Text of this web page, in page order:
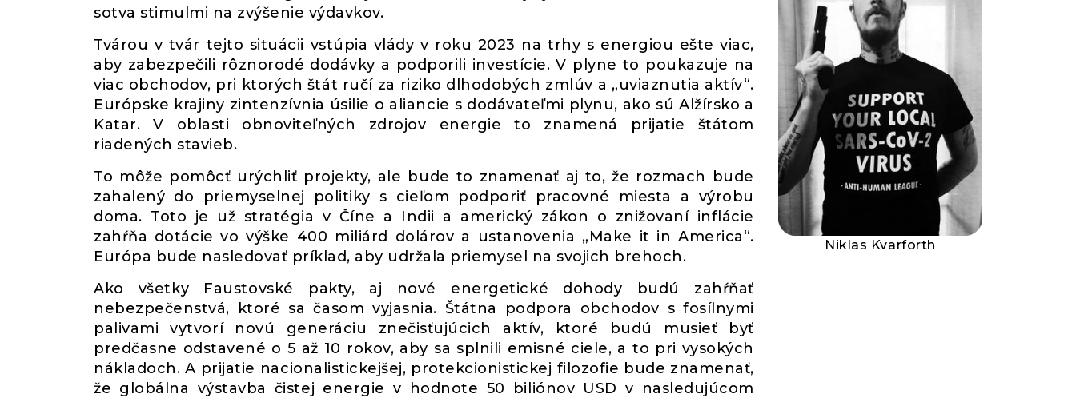
sotva stimulmi na zvýšenie výdavkov.
Tvárou v tvár tejto situácii vstúpia vlády v roku 2023 na trhy s energiou ešte viac,
aby zabezpečili rôznorodé dodávky a podporili investície. V plyne to poukazuje na
viac obchodov, pri ktorých štát ručí za riziko dlhodobých zmlúv a „uviaznutia aktív“.
Európske krajiny zintenzívnia úsilie o aliancie s dodávateľmi plynu, ako sú Alžírsko a
Katar. V oblasti obnoviteľných zdrojov energie to znamená prijatie štátom
riadených stavieb.
To môže pomôcť urýchliť projekty, ale bude to znamenať aj to, že rozmach bude
zahalený do priemyselnej politiky s cieľom podporiť pracovné miesta a výrobu
doma. Toto je už stratégia v Číne a Indii a americký zákon o znižovaní inflácie
zahŕňa dotácie vo výške 400 miliárd dolárov a ustanovenia „Make it in America“.
Európa bude nasledovať príklad, aby udržala priemysel na svojich brehoch.
Ako všetky Faustovské pakty, aj nové energetické dohody budú zahŕňať
nebezpečenstvá, ktoré sa časom vyjasnia. Štátna podpora obchodov s fosílnymi
palivami vytvorí novú generáciu znečisťujúcich aktív, ktoré budú musieť byť
predčasne odstavené o 5 až 10 rokov, aby sa splnili emisné ciele, a to pri vysokých
nákladoch. A prijatie nacionalistickejšej, protekcionistickej filozofie bude znamenať,
že globálna výstavba čistej energie v hodnote 50 biliónov USD v nasledujúcom
Niklas Kvarforth